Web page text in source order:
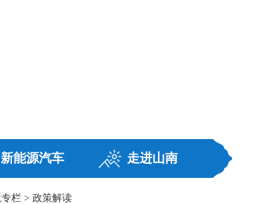
新能源汽车 走进山南
栏 > 政策解读